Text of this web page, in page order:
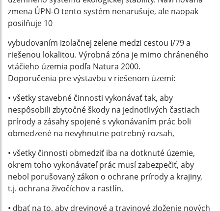
zmena ÚPN-O tento systém nenarušuje, ale naopak
posilňuje 10
vybudovaním izolačnej zelene medzi cestou I/79 a
riešenou lokalitou. Výrobná zóna je mimo chráneného
vtáčieho územia podľa Natura 2000.
Doporučenia pre výstavbu v riešenom území:
• všetky stavebné činnosti vykonávať tak, aby
nespôsobili zbytočné škody na jednotlivých častiach
prírody a zásahy spojené s vykonávaním prác boli
obmedzené na nevyhnutne potrebný rozsah,
• všetky činnosti obmedziť iba na dotknuté územie,
okrem toho vykonávateľ prác musí zabezpečiť, aby
nebol porušovaný zákon o ochrane prírody a krajiny,
t.j. ochrana živočíchov a rastlín,
• dbať na to, aby drevinové a travinové zloženie nových